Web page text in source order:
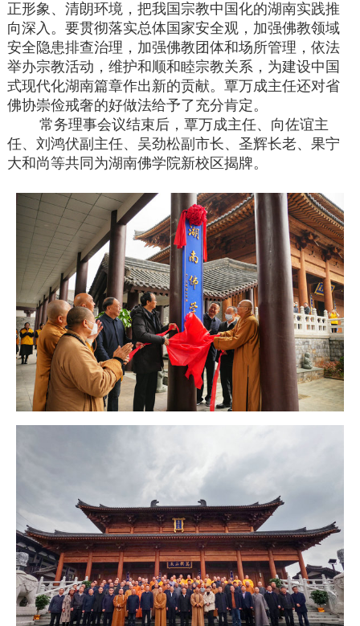
正形象、清朗环境，把我国宗教中国化的湖南实践推
向深入。要贯彻落实总体国家安全观，加强佛教领域
安全隐患排查治理，加强佛教团体和场所管理，依法
举办宗教活动，维护和顺和睦宗教关系，为建设中国
式现代化湖南篇章作出新的贡献。覃万成主任还对省
佛协崇俭戒奢的好做法给予了充分肯定。
常务理事会议结束后，覃万成主任、向佐谊主
任、刘鸿伏副主任、吴劲松副市长、圣辉长老、果宁
大和尚等共同为湖南佛学院新校区揭牌。